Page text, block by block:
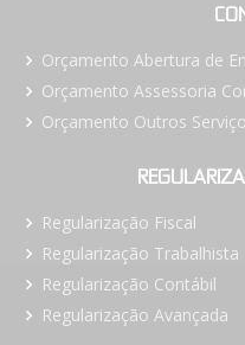
Orçamento Abertura de
Orçamento Assessoria
Orçamento Outros
Regularização Fiscal
Regularização Trabalhista
Regularização Contábil
Regularização Avançada